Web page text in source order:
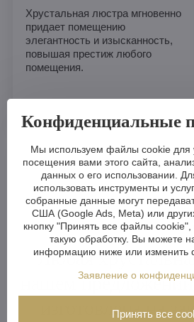
Хрустальная люстра мгновенно
придает помещению
элегантность и изысканность,
повышая престиж любого
помещения.
Любая
нашем
изготовлена на
Конфиденциальные
Мы используем файлы cookie для
посещения вами этого сайта,
данных о его использовании.
использовать инструменты и
собранные данные могут
США (Google Ads, Meta) или
кнопку "Принять все файлы cookie",
такую обработку. Вы можете
информацию ниже или изменить
Заявление о
Принять все